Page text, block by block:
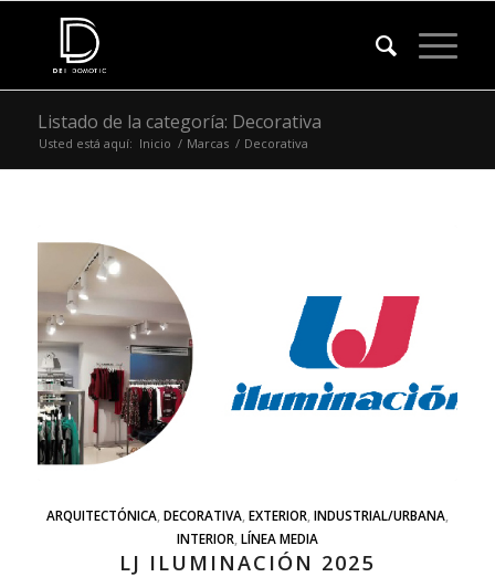
Listado de la categoría: Decorativa
Usted está aquí: Inicio / Marcas / Decorativa
ARQUITECTÓNICA, DECORATIVA, EXTERIOR INDUSTRIAL/URBANA,
INTERIOR LÍNEA MEDIA
LJ ILUMINACIÓN 2025